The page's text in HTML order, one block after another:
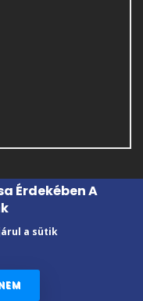
Érdekében A
a sütik